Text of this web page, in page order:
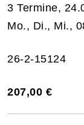
3 Termine,
Mo., Di., Mi.,
26-2-15124
207,00 €